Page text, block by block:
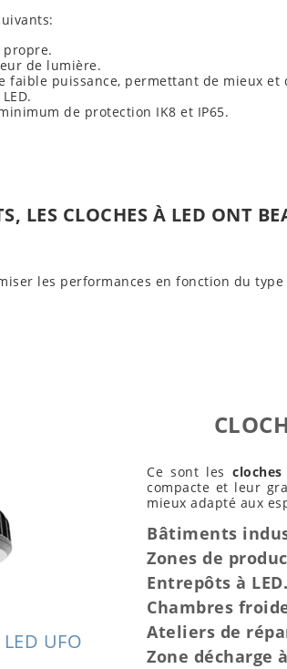
propre.
de lumière.
faible puissance, permettant de mieux
de protection IK8 et IP65.
LES CLOCHES À LED ONT
les performances en fonction du type
UFO
Ce sont lescloches
compacte et leur
mieux adapté aux
Bâtiments
Zones de
Entrepôts à LED.
Chambres
Ateliers de
Zone décharge